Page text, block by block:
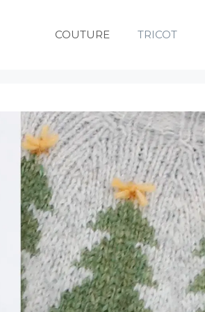
COUTURE TRICOT